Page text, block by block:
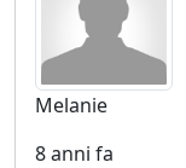
Melanie
8 anni fa